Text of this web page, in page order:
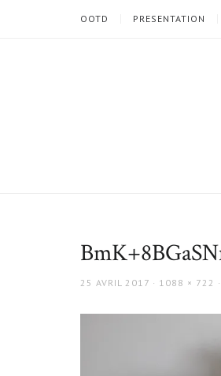
OOTD PRESENTATION
POSTED
25 AVRIL 2017
FULL
1088 × 722